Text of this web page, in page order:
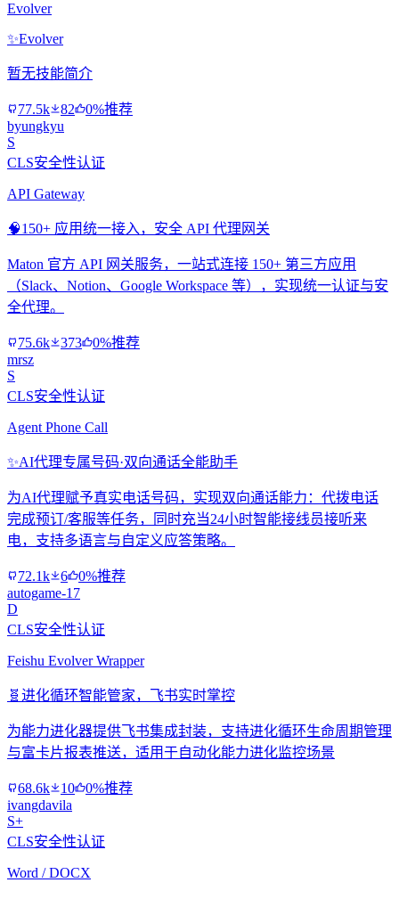
Evolver
✨Evolver
暂无技能简介
77.5k 82
0%推荐
byungkyu
S
CLS安全性认证
API Gateway
🧠150+ 应用统一接入，安全 API 代理网关
Maton 官方 API 网关服务，一站式连接 150+ 第三方应用
（Slack、Notion、Google Workspace 等），实现统一认证与安
全代理。
75.6k 373
0%推荐
mrsz
S
CLS安全性认证
Agent Phone Call
✨AI代理专属号码·双向通话全能助手
为AI代理赋予真实电话号码，实现双向通话能力：代拨电话
完成预订/客服等任务，同时充当24小时智能接线员接听来
电，支持多语言与自定义应答策略。
72.1k 6
0%推荐
autogame-17
D
CLS安全性认证
Feishu Evolver Wrapper
🧬 进化循环智能管家，飞书实时掌控
为能力进化器提供飞书集成封装，支持进化循环生命周期管理
与富卡片报表推送，适用于自动化能力进化监控场景
68.6k 10
0%推荐
ivangdavila
S+
CLS安全性认证
Word / DOCX